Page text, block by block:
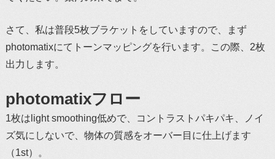
さて、私は普段5枚ブラケットをしていますので、まず
photomatixにてトーンマッピングを行います。この際、2枚
出力します。
photomatixフロー
1枚はlight smoothing低めで、コントラストパキパキ、ノイ
ズ気にしないで、物体の質感をオーバー目に仕上げます
（1st）。